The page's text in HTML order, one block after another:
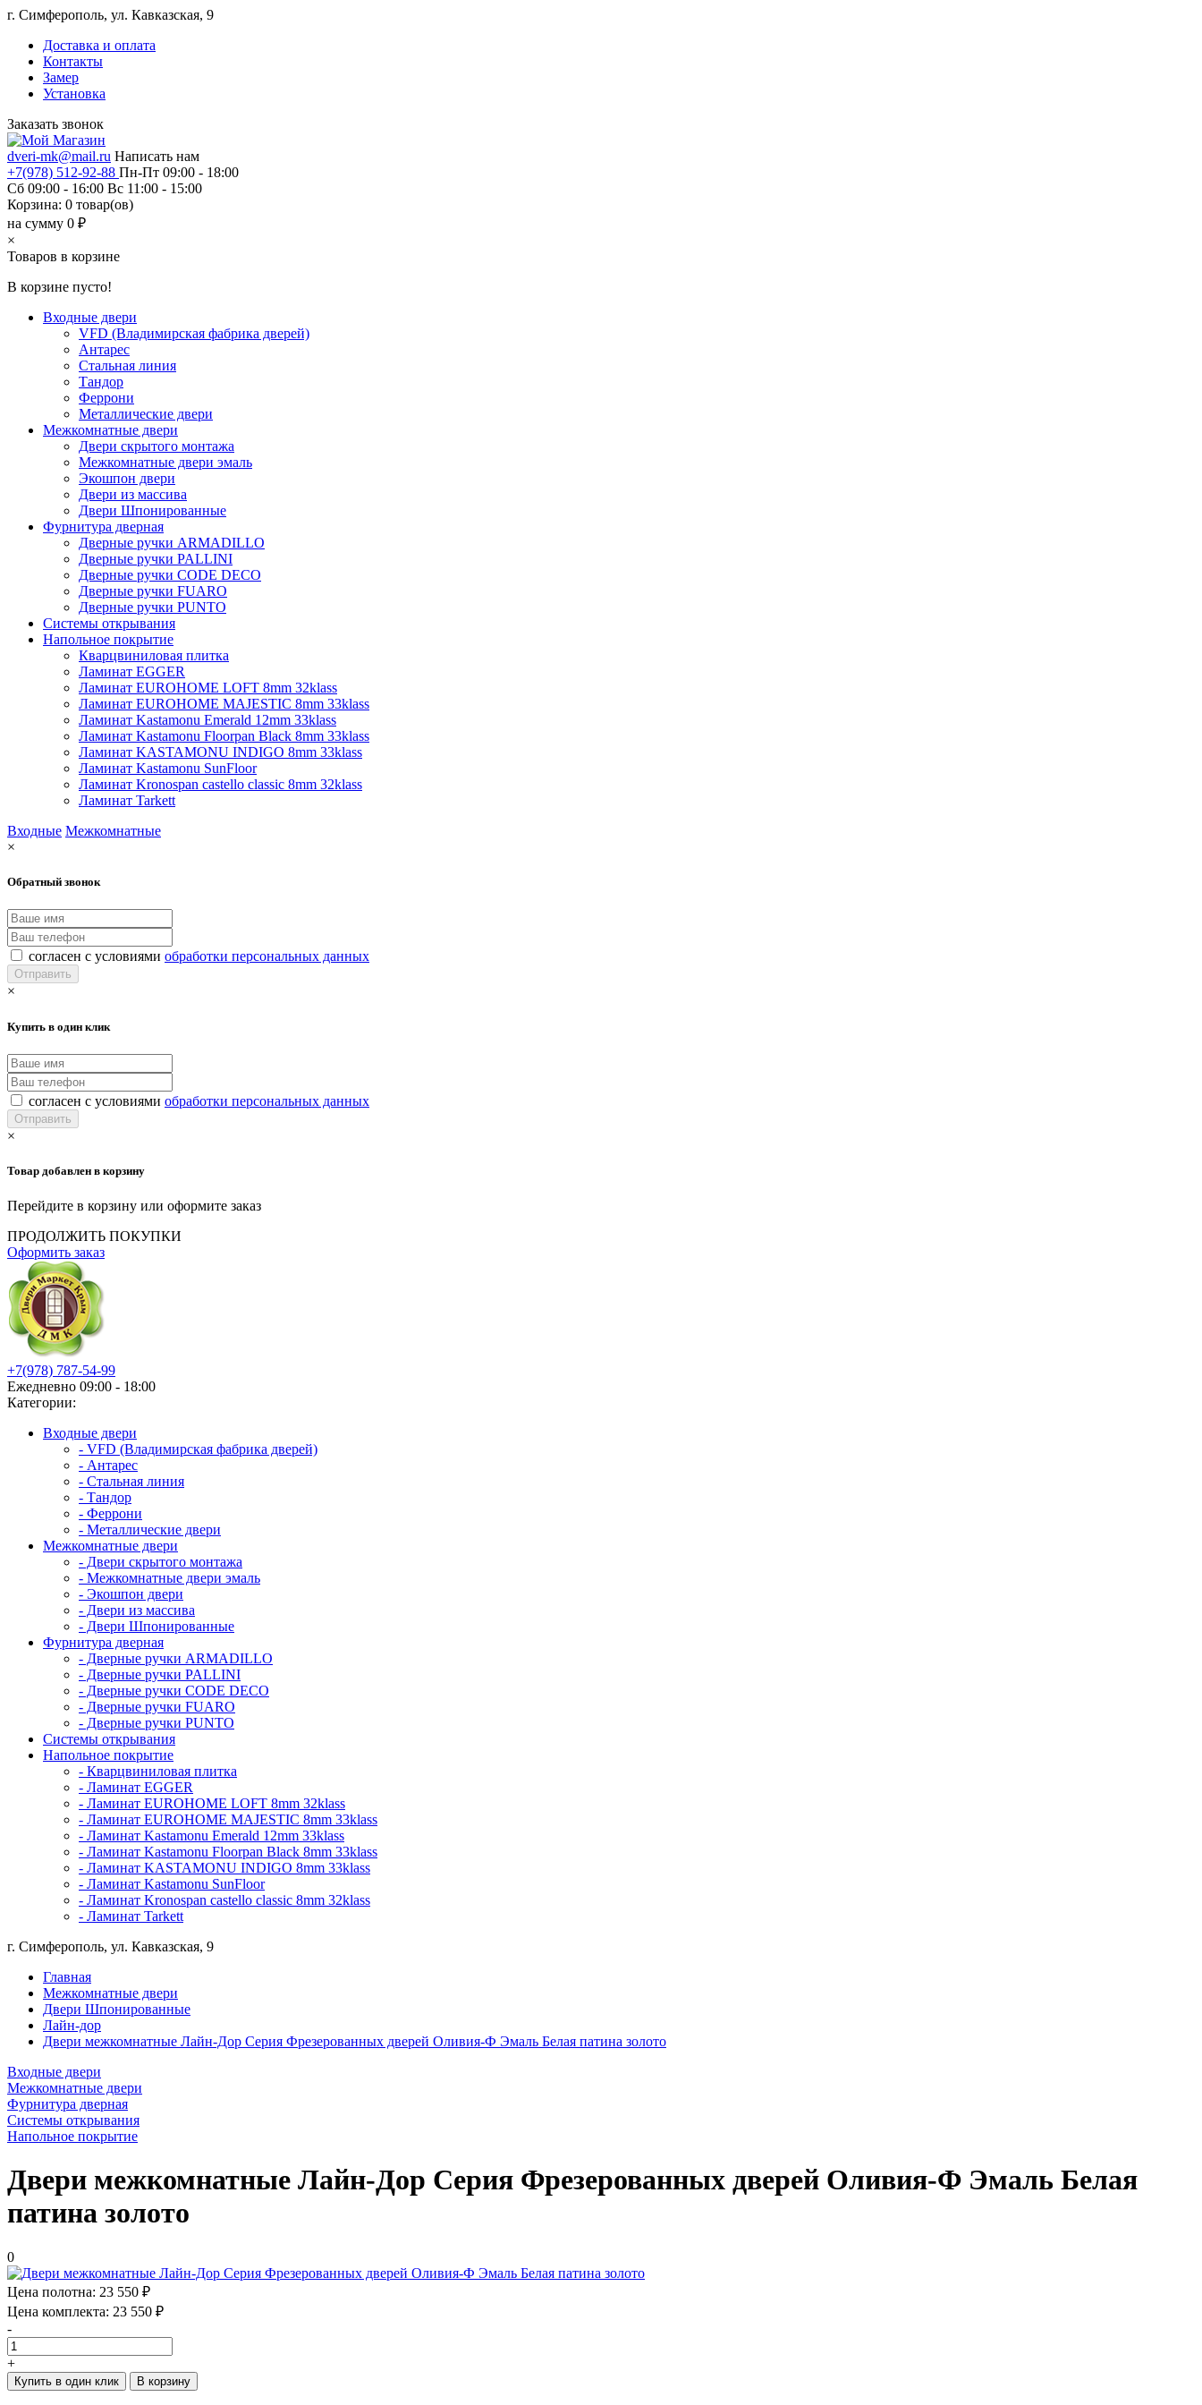
г. Симферополь, ул. Кавказская, 9
Доставка и оплата
Контакты
Замер
Установка
Заказать звонок
dveri-mk@mail.ru Написать нам
+7(978) 512-92-88 Пн-Пт 09:00 - 18:00
Сб 09:00 - 16:00 Вс 11:00 - 15:00
Корзина: 0 товар(ов)
на сумму 0 ₽
×
Товаров в корзине
В корзине пусто!
Входные двери
VFD (Владимирская фабрика дверей)
Антарес
Стальная линия
Тандор
Феррони
Металлические двери
Межкомнатные двери
Двери скрытого монтажа
Межкомнатные двери эмаль
Экошпон двери
Двери из массива
Двери Шпонированные
Фурнитура дверная
Дверные ручки ARMADILLO
Дверные ручки PALLINI
Дверные ручки CODE DECO
Дверные ручки FUARO
Дверные ручки PUNTO
Системы открывания
Напольное покрытие
Кварцвиниловая плитка
Ламинат EGGER
Ламинат EUROHOME LOFT 8mm 32klass
Ламинат EUROHOME MAJESTIC 8mm 33klass
Ламинат Kastamonu Emerald 12mm 33klass
Ламинат Kastamonu Floorpan Black 8mm 33klass
Ламинат KASTAMONU INDIGO 8mm 33klass
Ламинат Kastamonu SunFloor
Ламинат Kronospan castello classic 8mm 32klass
Ламинат Tarkett
Входные Межкомнатные
×
Обратный звонок
согласен с условиями обработки персональных данных
×
Купить в один клик
согласен с условиями обработки персональных данных
×
Товар добавлен в корзину
Перейдите в корзину или оформите заказ
ПРОДОЛЖИТЬ ПОКУПКИ
Оформить заказ
+7(978) 787-54-99
Ежедневно 09:00 - 18:00
Категории:
Входные двери
- VFD (Владимирская фабрика дверей)
- Антарес
- Стальная линия
- Тандор
- Феррони
- Металлические двери
Межкомнатные двери
- Двери скрытого монтажа
- Межкомнатные двери эмаль
- Экошпон двери
- Двери из массива
- Двери Шпонированные
Фурнитура дверная
- Дверные ручки ARMADILLO
- Дверные ручки PALLINI
- Дверные ручки CODE DECO
- Дверные ручки FUARO
- Дверные ручки PUNTO
Системы открывания
Напольное покрытие
- Кварцвиниловая плитка
- Ламинат EGGER
- Ламинат EUROHOME LOFT 8mm 32klass
- Ламинат EUROHOME MAJESTIC 8mm 33klass
- Ламинат Kastamonu Emerald 12mm 33klass
- Ламинат Kastamonu Floorpan Black 8mm 33klass
- Ламинат KASTAMONU INDIGO 8mm 33klass
- Ламинат Kastamonu SunFloor
- Ламинат Kronospan castello classic 8mm 32klass
- Ламинат Tarkett
г. Симферополь, ул. Кавказская, 9
Главная
Межкомнатные двери
Двери Шпонированные
Лайн-дор
Двери межкомнатные Лайн-Дор Серия Фрезерованных дверей Оливия-Ф Эмаль Белая патина золото
Входные двери
Межкомнатные двери
Фурнитура дверная
Системы открывания
Напольное покрытие
Двери межкомнатные Лайн-Дор Серия Фрезерованных дверей Оливия-Ф Эмаль Белая
патина золото
0
Цена полотна: 23 550 ₽
Цена комплекта: 23 550 ₽
-
+
Купить в один клик В корзину